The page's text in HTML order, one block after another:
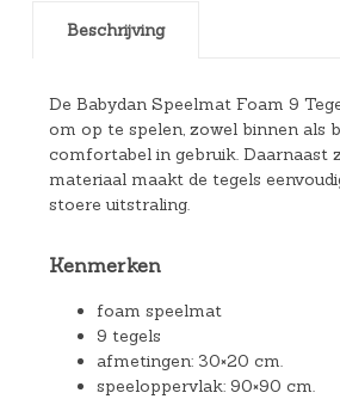
Beschrijving
De Babydan Speelmat Foam 9
om op te spelen, zowel binnen als
comfortabel in gebruik. Daarnaast
materiaal maakt de tegels
stoere uitstraling.
Kenmerken
foam speelmat
9 tegels
afmetingen: 30×20 cm.
speeloppervlak: 90×90 cm.